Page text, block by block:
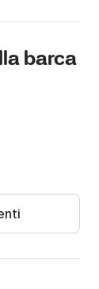
di
barca